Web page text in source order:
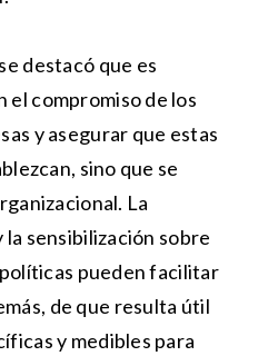
destacó que es
compromiso de los
y asegurar que estas
sino que se
La
sensibilización sobre
pueden facilitar
de que resulta útil
y medibles para